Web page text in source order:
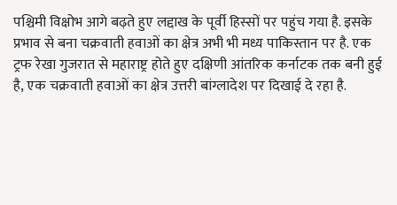
पश्चिमी विक्षोभ आगे बढ़ते हुए लद्दाख के पूर्वी हिस्सों पर पहुंच गया है. इसके
प्रभाव से बना चक्रवाती हवाओं का क्षेत्र अभी भी मध्य पाकिस्तान पर है. एक
ट्रफ रेखा गुजरात से महाराष्ट्र होते हुए दक्षिणी आंतरिक कर्नाटक तक बनी हुई
है, एक चक्रवाती हवाओं का क्षेत्र उत्तरी बांग्लादेश पर दिखाई दे रहा है.